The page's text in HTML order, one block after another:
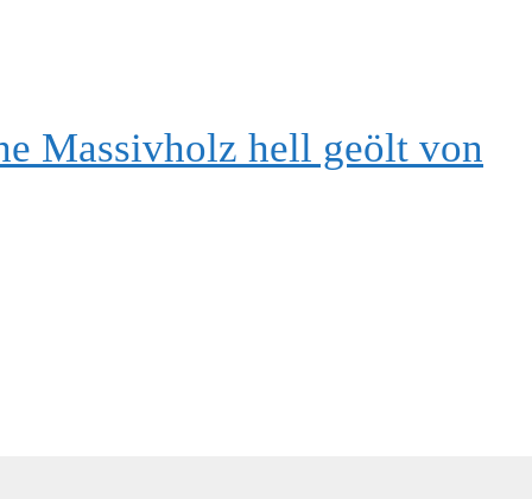
Massivholz hell geölt von